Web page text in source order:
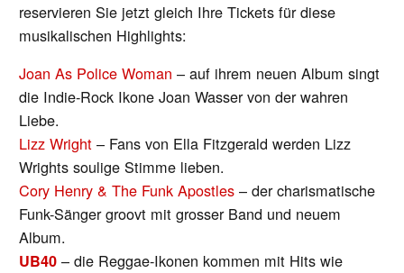
reservieren Sie jetzt gleich Ihre Tickets für diese
musikalischen Highlights:
Joan As Police Woman – auf ihrem neuen Album singt
die Indie-Rock Ikone Joan Wasser von der wahren
Liebe.
Lizz Wright – Fans von Ella Fitzgerald werden Lizz
Wrights soulige Stimme lieben.
Cory Henry & The Funk Apostles – der charismatische
Funk-Sänger groovt mit grosser Band und neuem
Album.
UB40 – die Reggae-Ikonen kommen mit Hits wie